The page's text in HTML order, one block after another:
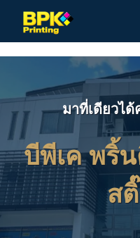
มาที่เดียวไ
บีพีเค พริ้
ส